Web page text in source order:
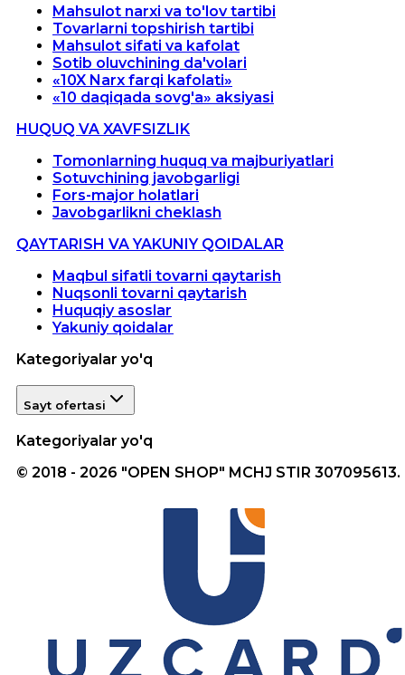
Mahsulot narxi va to'lov tartibi
Tovarlarni topshirish tartibi
Mahsulot sifati va kafolat
Sotib oluvchining da'volari
«10X Narx farqi kafolati»
«10 daqiqada sovg'a» aksiyasi
HUQUQ VA XAVFSIZLIK
Tomonlarning huquq va majburiyatlari
Sotuvchining javobgarligi
Fors-major holatlari
Javobgarlikni cheklash
QAYTARISH VA YAKUNIY QOIDALAR
Maqbul sifatli tovarni qaytarish
Nuqsonli tovarni qaytarish
Huquqiy asoslar
Yakuniy qoidalar
Kategoriyalar yo'q
Sayt ofertasi
Kategoriyalar yo'q
© 2018 - 2026 "OPEN SHOP" MCHJ STIR 307095613.